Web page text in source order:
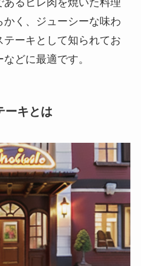
く、ジューシーな味わ
ーキとして知られてお
どに最適です。
ーキとは